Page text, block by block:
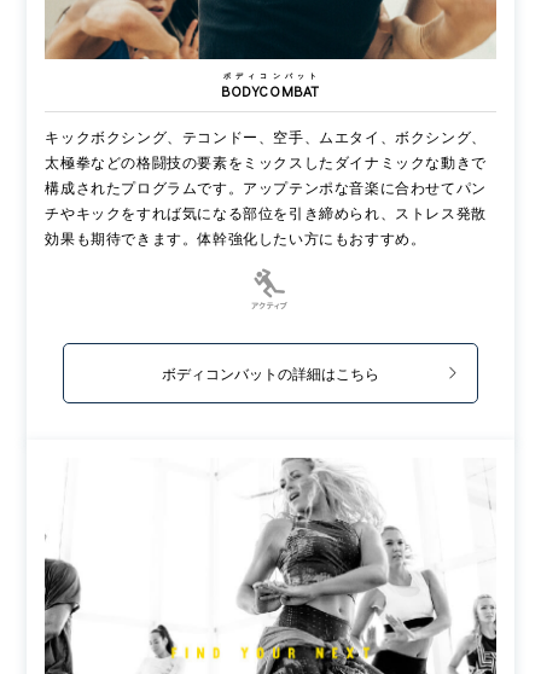
BODYCOMBAT
ボディコンバット
キックボクシング、テコンドー、空手、ムエタイ、ボクシング、
太極拳などの格闘技の要素をミックスしたダイナミックな動きで
構成されたプログラムです。アップテンポな音楽に合わせてパン
チやキックをすれば気になる部位を引き締められ、ストレス発散
効果も期待できます。体幹強化したい方にもおすすめ。
ボディコンバットの詳細はこちら